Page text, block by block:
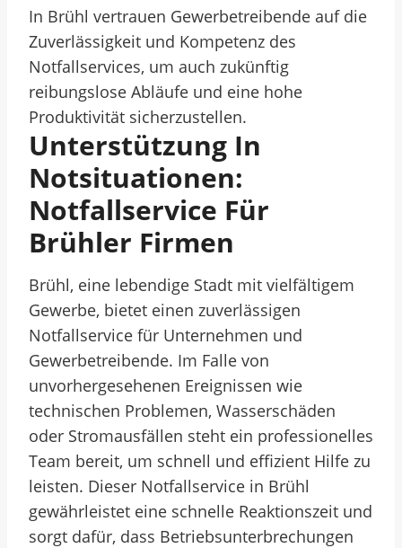
In Brühl vertrauen Gewerbetreibende auf die
Zuverlässigkeit und Kompetenz des
Notfallservices, um auch zukünftig
reibungslose Abläufe und eine hohe
Produktivität sicherzustellen.
Unterstützung In
Notsituationen:
Notfallservice Für
Brühler Firmen
Brühl, eine lebendige Stadt mit vielfältigem
Gewerbe, bietet einen zuverlässigen
Notfallservice für Unternehmen und
Gewerbetreibende. Im Falle von
unvorhergesehenen Ereignissen wie
technischen Problemen, Wasserschäden
oder Stromausfällen steht ein professionelles
Team bereit, um schnell und effizient Hilfe zu
leisten. Dieser Notfallservice in Brühl
gewährleistet eine schnelle Reaktionszeit und
sorgt dafür, dass Betriebsunterbrechungen